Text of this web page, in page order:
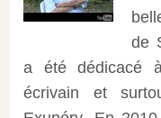
de
a été dédicacé
écrivain et